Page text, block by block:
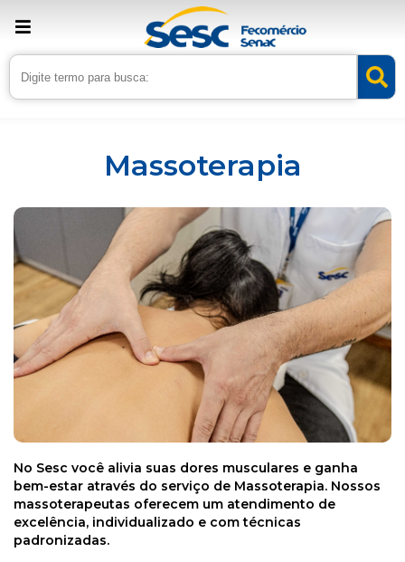
Inicio Serviços Massoterapia
Massoterapia
No Sesc você alivia suas dores musculares e ganha
bem-estar através do serviço de Massoterapia. Nossos
massoterapeutas oferecem um atendimento de
excelência, individualizado e com técnicas
padronizadas.